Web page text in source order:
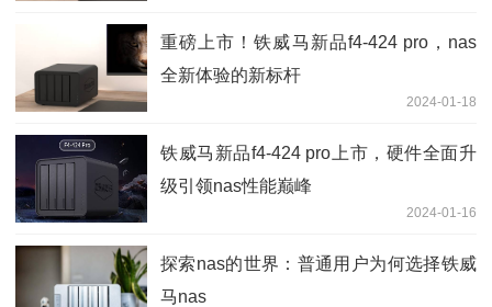
重磅上市！铁威马新品f4-424 pro，nas
全新体验的新标杆
2024-01-18
铁威马新品f4-424 pro上市，硬件全面升
级引领nas性能巅峰
2024-01-16
探索nas的世界：普通用户为何选择铁威
马nas